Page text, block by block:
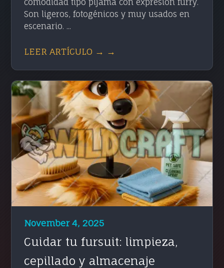
Son ligeros, fotogénicos y muy usados en
escenario. ...
LEER ARTÍCULO → →
November 4, 2025
Cuidar tu fursuit: limpieza,
cepillado y almacenaje